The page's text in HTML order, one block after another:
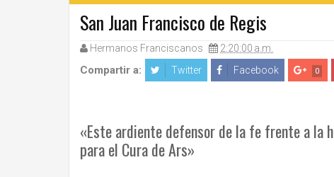
San Juan Francisco de Regis
Hermanos Franciscanos 2:20:00 a.m.
Compartir a: Twitter Facebook 0
«Este ardiente defensor de la fe frente a la
para el Cura de Ars»